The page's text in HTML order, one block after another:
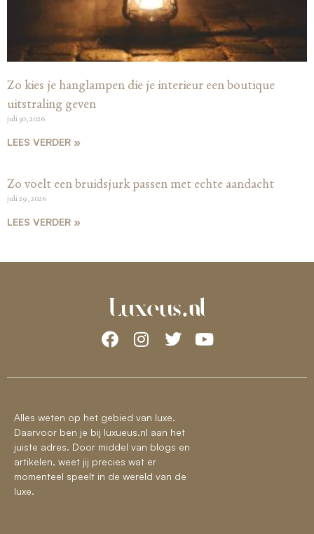
Zo kies je hanglampen die je interieur een boutique
uitstraling geven
juli 30, 2026
LEES VERDER »
Zo voelt een bruidsjurk passen met echte aandacht
juli 29, 2026
LEES VERDER »
Alles weten op het gebied van luxe.
Daarvoor ben je bij luxueus.nl aan het
juiste adres. Door middel van blogs en
artikelen, weet jij precies wat er
momenteel speelt in de wereld van de
luxe.